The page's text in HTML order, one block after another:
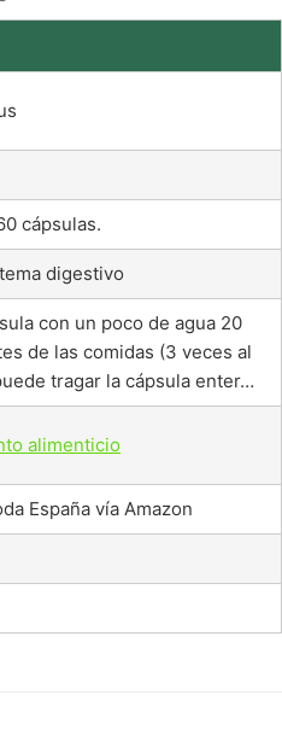
cápsulas.
digestivo
con un poco de agua 20
de las comidas (3 veces al
tragar la cápsula enter…
alimenticio
España vía Amazon